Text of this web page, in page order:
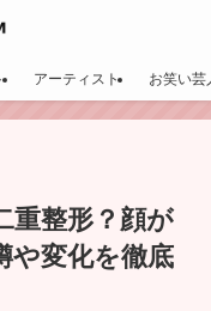
アーティスト お笑い芸
重整形？顔が
や変化を徹底